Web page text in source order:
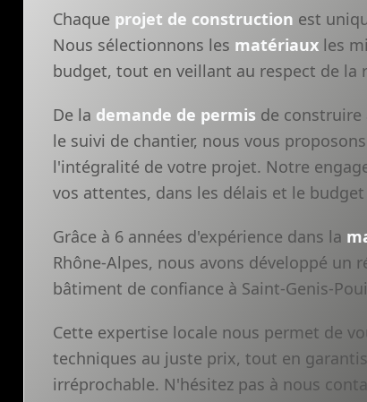
Chaque projet de construction est
Nous sélectionnons les matériaux les
budget, tout en veillant au respect de la
De la demande de permis de construire
le suivi de chantier, nous vous
l'intégralité de votre projet. Notre
vos attentes, dans les délais et le budget
Grâce à 6 années d'expérience dans la
Rhône-Alpes, nous avons développé un
bâtiment de confiance à Saint-Genis-
Cette expertise locale nous permet de
techniques au juste prix, tout en
irréprochable. N'hésitez pas à nous